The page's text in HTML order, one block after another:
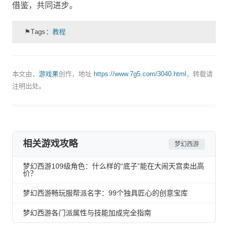
借鉴，共同进步。
⚑Tags：教程
本文由， 游戏果创作，地址 https://www.7g5.com/3040.html ，转载请
注明出处。
相关游戏攻略 梦幻西游
梦幻西游109级角色：什么样的“底子”能在大闹天宫卖出高
价？
梦幻西游畅玩服帮派名字：99个独具匠心的创意宝库
梦幻西游各门派属性与技能加成完全指南